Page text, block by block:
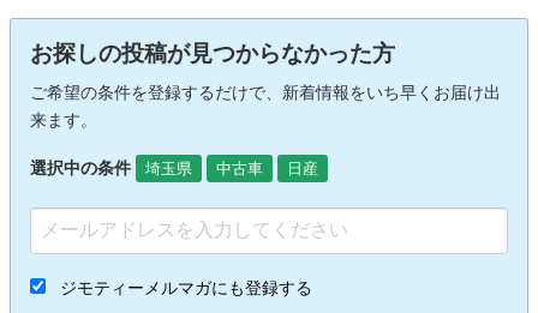
お探しの投稿が見つからなかった方
ご希望の条件を登録するだけで、新着情報をいち早くお届け出
来ます。
選択中の条件 埼玉県 中古車 日産
ジモティーメルマガにも登録する